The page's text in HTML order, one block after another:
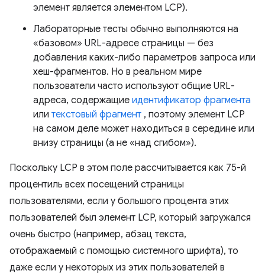
элемент является элементом LCP).
Лабораторные тесты обычно выполняются на
«базовом» URL-адресе страницы — без
добавления каких-либо параметров запроса или
хеш-фрагментов. Но в реальном мире
пользователи часто используют общие URL-
адреса, содержащие идентификатор фрагмента
или текстовый фрагмент , поэтому элемент LCP
на самом деле может находиться в середине или
внизу страницы (а не «над сгибом»).
Поскольку LCP в этом поле рассчитывается как 75-й
процентиль всех посещений страницы
пользователями, если у большого процента этих
пользователей был элемент LCP, который загружался
очень быстро (например, абзац текста,
отображаемый с помощью системного шрифта), то
даже если у некоторых из этих пользователей в